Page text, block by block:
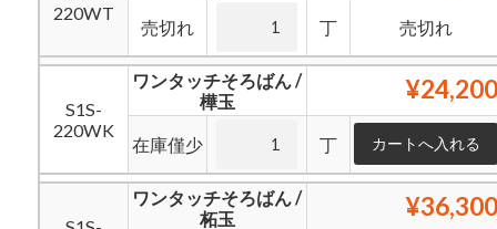
220WT
売切れ 丁 売切れ
S1S-
220WK
ワンタッチそろばん /
樺玉
¥24,200
在庫僅少 丁
ワンタッチそろばん /
柘玉
¥36,300